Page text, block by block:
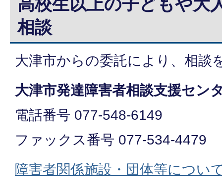
相談
大津市からの委託により、相談
大津市発達障害者相談支援セン
電話番号 077-548-6149
ファックス番号 077-534-4479
障害者関係施設・団体等につい